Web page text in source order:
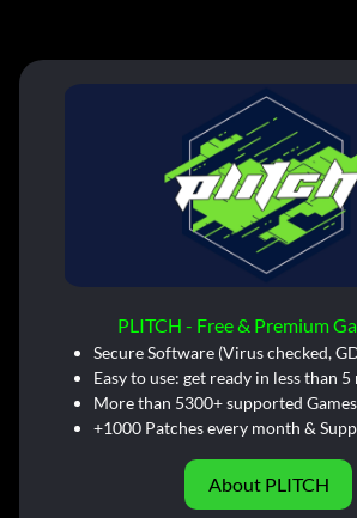
PLITCH - Free & Premium
Secure Software (Virus checked,
Easy to use: get ready in less than 5
More than 5300+ supported Games
+1000 Patches every month &
About PLITCH